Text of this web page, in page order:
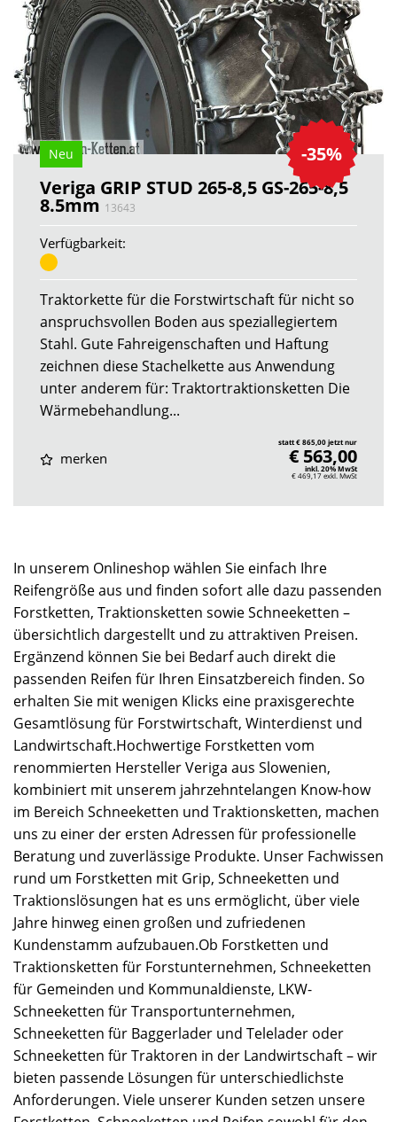
-35%
Neu
Veriga GRIP STUD 265-8,5 GS-265-8,5
8.5mm 13643
Verfügbarkeit:
Traktorkette für die Forstwirtschaft für nicht so
anspruchsvollen Boden aus speziallegiertem
Stahl. Gute Fahreigenschaften und Haftung
zeichnen diese Stachelkette aus Anwendung
unter anderem für: Traktortraktionsketten Die
Wärmebehandlung...
merken
statt € 865,00 jetzt nur
€ 563,00
inkl. 20% MwSt
€ 469,17exkl. MwSt
In unserem Onlineshop wählen Sie einfach Ihre
Reifengröße aus und finden sofort alle dazu passenden
Forstketten, Traktionsketten sowie Schneeketten –
übersichtlich dargestellt und zu attraktiven Preisen.
Ergänzend können Sie bei Bedarf auch direkt die
passenden Reifen für Ihren Einsatzbereich finden. So
erhalten Sie mit wenigen Klicks eine praxisgerechte
Gesamtlösung für Forstwirtschaft, Winterdienst und
Landwirtschaft.Hochwertige Forstketten vom
renommierten Hersteller Veriga aus Slowenien,
kombiniert mit unserem jahrzehntelangen Know-how
im Bereich Schneeketten und Traktionsketten, machen
uns zu einer der ersten Adressen für professionelle
Beratung und zuverlässige Produkte. Unser Fachwissen
rund um Forstketten mit Grip, Schneeketten und
Traktionslösungen hat es uns ermöglicht, über viele
Jahre hinweg einen großen und zufriedenen
Kundenstamm aufzubauen.Ob Forstketten und
Traktionsketten für Forstunternehmen, Schneeketten
für Gemeinden und Kommunaldienste, LKW-
Schneeketten für Transportunternehmen,
Schneeketten für Baggerlader und Telelader oder
Schneeketten für Traktoren in der Landwirtschaft – wir
bieten passende Lösungen für unterschiedlichste
Anforderungen. Viele unserer Kunden setzen unsere